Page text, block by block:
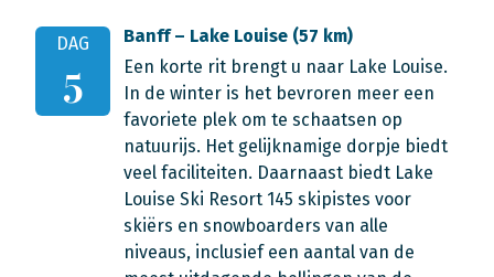
DAG
5
Banff – Lake Louise (57 km)
Een korte rit brengt u naar Lake Louise.
In de winter is het bevroren meer een
favoriete plek om te schaatsen op
natuurijs. Het gelijknamige dorpje biedt
veel faciliteiten. Daarnaast biedt Lake
Louise Ski Resort 145 skipistes voor
skiërs en snowboarders van alle
niveaus, inclusief een aantal van de